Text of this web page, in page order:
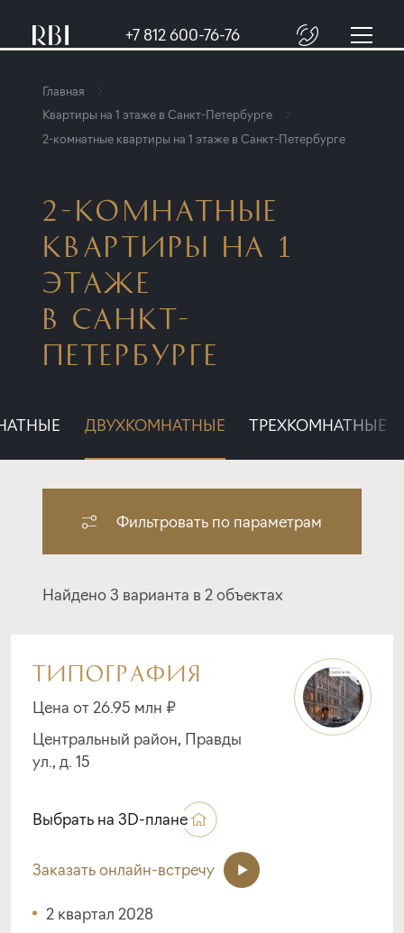
+7 812 600-76-76
Главная
Квартиры на 1 этаже в Санкт-Петербурге
2-комнатные квартиры на 1 этаже в Санкт-Петербурге
2-КОМНАТНЫЕ
КВАРТИРЫ НА 1
ЭТАЖЕ
В САНКТ-
ПЕТЕРБУРГЕ
ДВУХКОМНАТНЫЕ ТРЕХКОМНАТНЫЕ
Фильтровать по параметрам
Найдено 3 варианта в 2 объектах
ТИПОГРАФИЯ
Цена от 26.95 млн ₽
Центральный район, Правды
ул., д. 15
Выбрать на 3D-плане
Заказать онлайн-встречу
2 квартал 2028